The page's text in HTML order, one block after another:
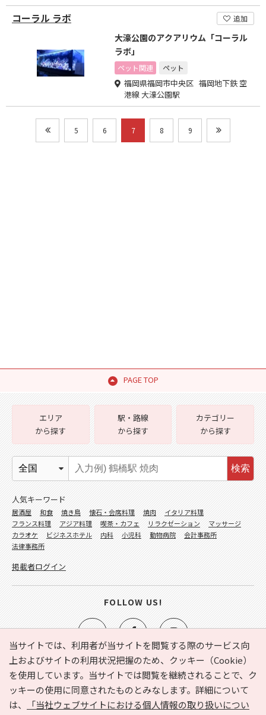
コーラル ラボ 追加
大濠公園のアクアリウム「コーラル
ラボ」
ペット関連 ペット
福岡県福岡市中央区 福岡地下鉄 空
港線 大濠公園駅
5 6 7 8 9
PAGE TOP
当サイトでは、利用者が当サイトを閲覧する際のサービス向
上およびサイトの利用状況把握のため、クッキー（Cookie）
を使用しています。当サイトでは閲覧を継続されることで、ク
ッキーの使用に同意されたものとみなします。詳細について
は、
「当社ウェブサイトにおける個人情報の取り扱いについ
e-NAVITA（イーナビタ）とは？ お気に入り
ヘルプ
利用規約
個人情報の取り扱いについて
運営会社
サイトマップ
広告掲載に関するお問い合わせ
エリア
から探す
駅・路線
から探す
カテゴリー
から探す
検索
人気キーワード
居酒屋 和食 焼き鳥 懐石・会席料理 焼肉
イタリア料理
フランス料理
アジア料理 喫茶・カフェ リラクゼーション
マッサージ
カラオケ
ビジネスホテル 内科 小児科 動物病院
会計事務所
法律事務所
掲載者ログイン
FOLLOW US!